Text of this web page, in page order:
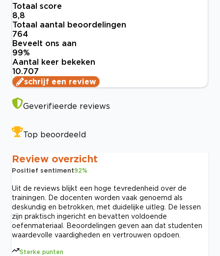
Totaal score
8,8
Totaal aantal beoordelingen
764
Beveelt ons aan
99%
Aantal keer bekeken
10.707
schrijf een review
Geverifieerde reviews
Top beoordeeld
Review overzicht
Positief sentiment92%
Uit de reviews blijkt een hoge tevredenheid over de
trainingen. De docenten worden vaak genoemd als
deskundig en betrokken, met duidelijke uitleg. De lessen
zijn praktisch ingericht en bevatten voldoende
oefenmateriaal. Beoordelingen geven aan dat studenten
waardevolle vaardigheden en vertrouwen opdoen.
Sterke punten